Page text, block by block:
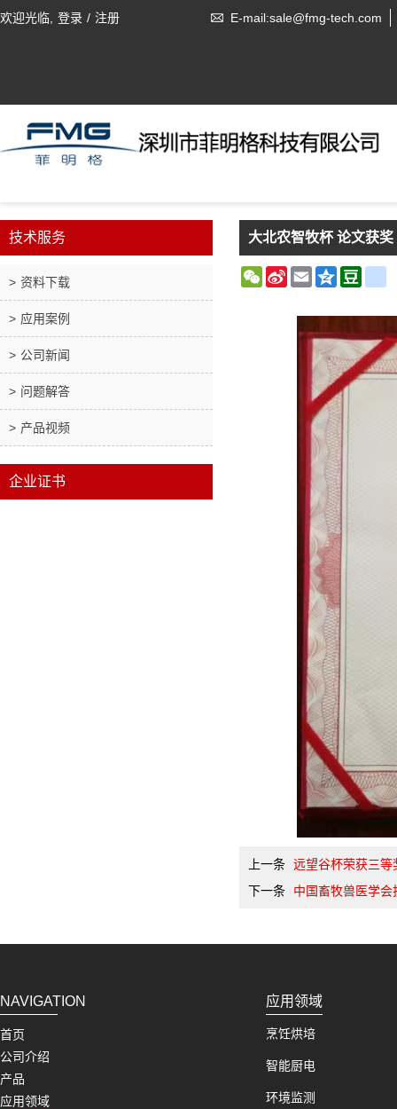
欢迎光临, 登录 / 注册 E-mail:sale@fmg-tech.com
技术服务
资料下载
应用案例
公司新闻
问题解答
产品视频
企业证书
大北农智牧杯 论文获奖
WeChat
Sina
Weibo
Email Qzone
上一条 远望谷杯荣获三等
下一条
中国畜牧兽医学
NAVIGATION
首页
公司介绍
产品
应用领域
应用领域
烹饪烘培
智能厨电
环境监测